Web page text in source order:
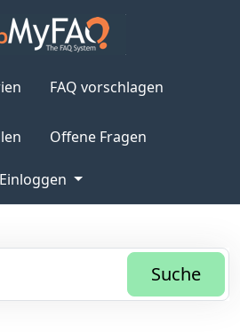
FAQ vorschlagen
Offene Fragen
Einloggen
Suche